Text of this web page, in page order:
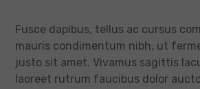
Fusce dapibus, tellus ac cursus
mauris condimentum nibh, ut
justo sit amet. Vivamus sagittis
laoreet rutrum faucibus dolor